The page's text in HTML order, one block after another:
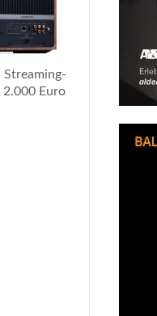
Streaming-
Euro